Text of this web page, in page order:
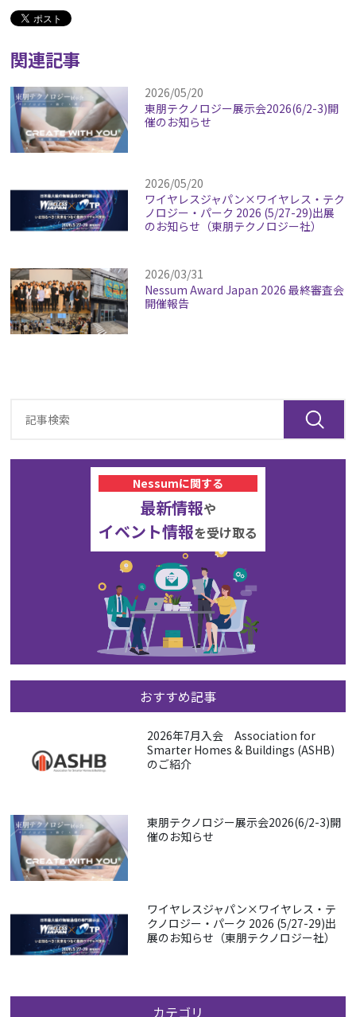
関連記事
2026/05/20
東朋テクノロジー展示会2026(6/2-3)開
催のお知らせ
2026/05/20
ワイヤレスジャパン×ワイヤレス・テク
ノロジー・パーク 2026 (5/27-29)出展
のお知らせ（東朋テクノロジー社）
2026/03/31
Nessum Award Japan 2026 最終審査会
開催報告
Nessumに関する
最新情報や
イベント情報を受け取る
おすすめ記事
2026年7月入会 Association for
Smarter Homes & Buildings (ASHB)
のご紹介
東朋テクノロジー展示会2026(6/2-3)開
催のお知らせ
ワイヤレスジャパン×ワイヤレス・テ
クノロジー・パーク 2026 (5/27-29)出
展のお知らせ（東朋テクノロジー社）
カテゴリ